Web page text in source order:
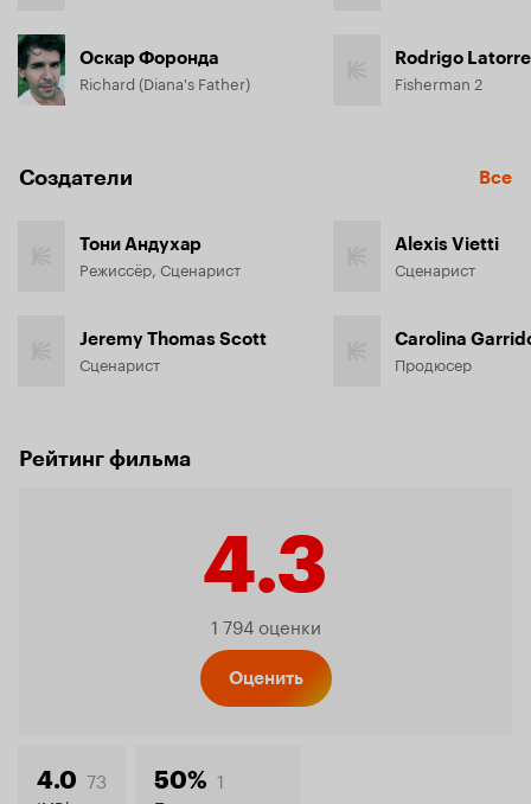
Оскар Форонда
Richard (Diana's Father)
Rodrigo
Fisherman 2
Создатели Все
Тони Андухар
Режиссёр, Сценарист
Jeremy Thomas Scott
Сценарист
Alexis Vietti
Сценарист
Carolina
Продюсер
Рейтинг фильма
4.3
Рейтинг
1 794 оценки
Оценить
4.0 73 50% 1